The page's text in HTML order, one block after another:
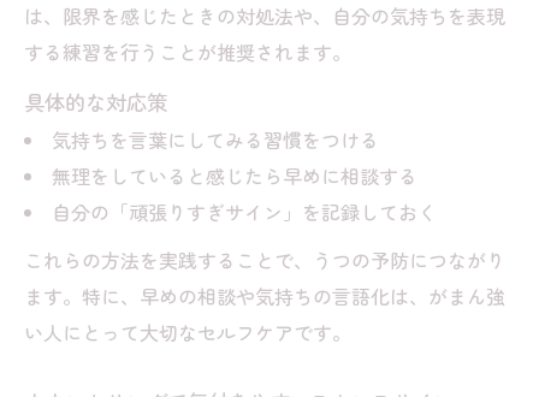
カウンセリングが支える自分らしさの育て
方
心理サポート選びで気をつけたいカウンセ
リング態度
うつを防ぐための信頼できるカウンセリン
グ活用法
自分に合うカウンセリング技法の見つけ方
カウンセリング技法選びで重視すべきポイ
ント
は、限界を感じたときの対処法や、自分の気持ちを表現
する練習を行うことが推奨されます。
具体的な対応策
気持ちを言葉にしてみる習慣をつける
無理をしていると感じたら早めに相談する
自分の「頑張りすぎサイン」を記録しておく
これらの方法を実践することで、うつの予防につながり
ます。特に、早めの相談や気持ちの言語化は、がまん強
い人にとって大切なセルフケアです。